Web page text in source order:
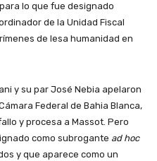
lo que fue designado
de la Unidad Fiscal
de lesa humanidad en
y su par José Nebia apelaron
Federal de Bahia Blanca,
y procesa a Massot. Pero
como subrogante ad hoc
y que aparece como un